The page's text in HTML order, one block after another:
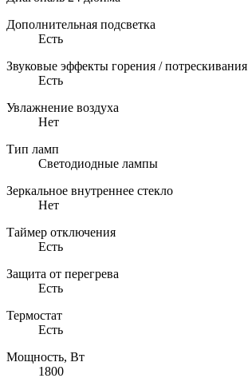
Дополнительная подсветка
Есть
Звуковые эффекты горения /
Есть
Увлажнение воздуха
Нет
Тип ламп
Светодиодные лампы
Зеркальное внутреннее стекло
Нет
Таймер отключения
Есть
Защита от перегрева
Есть
Термостат
Есть
Мощность, Вт
1800